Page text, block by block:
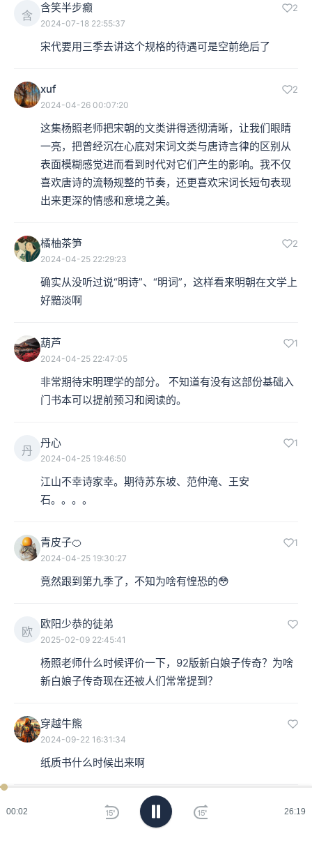
1.0
00:00 26:19
含
含笑半步癫 2
2024-07-18 22:55:37
宋代要用三季去讲这个规格的待遇可是空前绝后了
xuf 2
2024-04-26 00:07:20
这集杨照老师把宋朝的文类讲得透彻清晰，让我们眼睛
一亮，把曾经沉在心底对宋词文类与唐诗言律的区别从
表面模糊感觉进而看到时代对它们产生的影响。我不仅
喜欢唐诗的流畅规整的节奏，还更喜欢宋词长短句表现
出来更深的情感和意境之美。
橘柚茶笋 2
2024-04-25 22:29:23
确实从没听过说“明诗”、“明词”，这样看来明朝在文学上
好黯淡啊
葫芦 1
2024-04-25 22:47:05
非常期待宋明理学的部分。 不知道有没有这部份基础入
门书本可以提前预习和阅读的。
丹
丹心 1
2024-04-25 19:46:50
江山不幸诗家幸。期待苏东坡、范仲淹、王安
石。。。。
青皮子🍊 1
2024-04-25 19:30:27
竟然跟到第九季了，不知为啥有惶恐的😳
欧
欧阳少恭的徒弟
2025-02-09 22:45:41
杨照老师什么时候评价一下，92版新白娘子传奇？为啥
新白娘子传奇现在还被人们常常提到？
穿越牛熊
2024-09-22 16:31:34
纸质书什么时候出来啊
2024-07-16 18:14:20